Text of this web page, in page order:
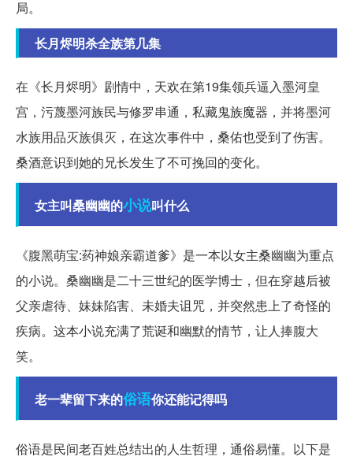
局。
长月烬明杀全族第几集
在《长月烬明》剧情中，天欢在第19集领兵逼入墨河皇
宫，污蔑墨河族民与修罗串通，私藏鬼族魔器，并将墨河
水族用品灭族俱灭，在这次事件中，桑佑也受到了伤害。
桑酒意识到她的兄长发生了不可挽回的变化。
女主叫桑幽幽的小说叫什么
《腹黑萌宝:药神娘亲霸道爹》是一本以女主桑幽幽为重点
的小说。桑幽幽是二十三世纪的医学博士，但在穿越后被
父亲虐待、妹妹陷害、未婚夫诅咒，并突然患上了奇怪的
疾病。这本小说充满了荒诞和幽默的情节，让人捧腹大
笑。
老一辈留下来的俗语你还能记得吗
俗语是民间老百姓总结出的人生哲理，通俗易懂。以下是